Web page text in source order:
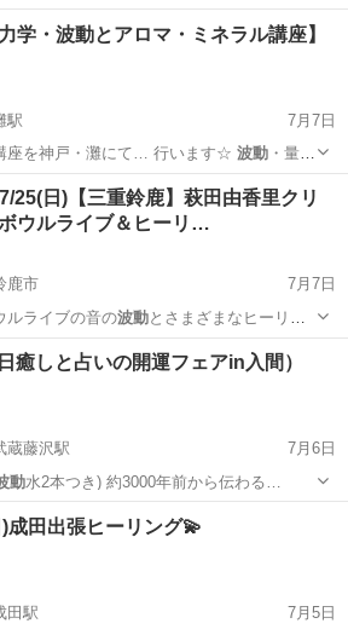
その他
力学・波動とアロマ・ミネラル講座】
駅
7月7日
座を神戸・灘にて… 行います☆ 波動・量子
波動装置の歴史とその実…
セミナー 波動
25(日)【三重鈴鹿】萩田由香里クリ
ウルライブ＆ヒーリ…
鹿市
7月7日
ルライブの音の波動とさまざまなヒーリン
ート/ショー クリスタルボウル
癒しと占いの開運フェアin入間）
蔵藤沢駅
7月6日
動水2本つき) 約3000年前から伝わる…
沢駅 ワークショップ
成田出張ヒーリング💫
田駅
7月5日